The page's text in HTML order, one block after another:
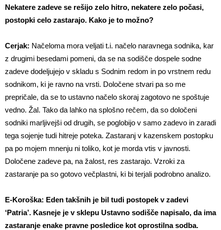
Nekatere zadeve se rešijo zelo hitro, nekatere zelo počasi,
postopki celo zastarajo. Kako je to možno?
Cerjak: Načeloma mora veljati t.i. načelo naravnega sodnika, kar
z drugimi besedami pomeni, da se na sodišče dospele sodne
zadeve dodeljujejo v skladu s Sodnim redom in po vrstnem redu
sodnikom, ki je ravno na vrsti. Določene stvari pa so me
prepričale, da se to ustavno načelo skoraj zagotovo ne spoštuje
vedno. Žal. Tako da lahko na splošno rečem, da so določeni
sodniki marljivejši od drugih, se poglobijo v samo zadevo in zaradi
tega sojenje tudi hitreje poteka. Zastaranj v kazenskem postopku
pa po mojem mnenju ni toliko, kot je morda vtis v javnosti.
Določene zadeve pa, na žalost, res zastarajo. Vzroki za
zastaranje pa so gotovo večplastni, ki bi terjali podrobno analizo.
E-Koroška: Eden takšnih je bil tudi postopek v zadevi
‘Patria’. Kasneje je v sklepu Ustavno sodišče napisalo, da ima
zastaranje enake pravne posledice kot oprostilna sodba.